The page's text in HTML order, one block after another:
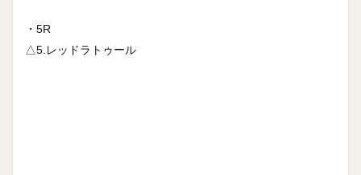
・5R
△5.レッドラトゥール